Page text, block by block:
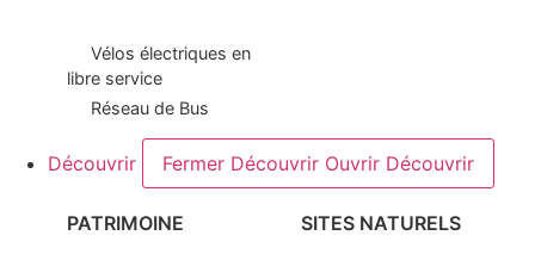
Vélos électriques en
libre service
Réseau de Bus
Découvrir Fermer Découvrir Ouvrir Découvrir
PATRIMOINE SITES NATURELS